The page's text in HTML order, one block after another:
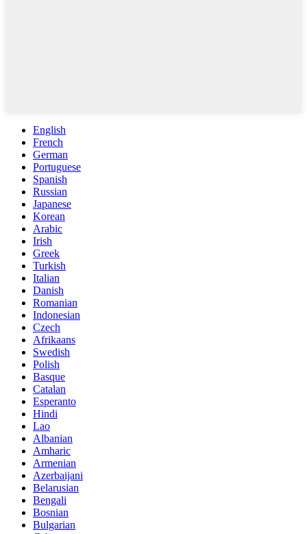
English
French
German
Portuguese
Spanish
Russian
Japanese
Korean
Arabic
Irish
Greek
Turkish
Italian
Danish
Romanian
Indonesian
Czech
Afrikaans
Swedish
Polish
Basque
Catalan
Esperanto
Hindi
Lao
Albanian
Amharic
Armenian
Azerbaijani
Belarusian
Bengali
Bosnian
Bulgarian